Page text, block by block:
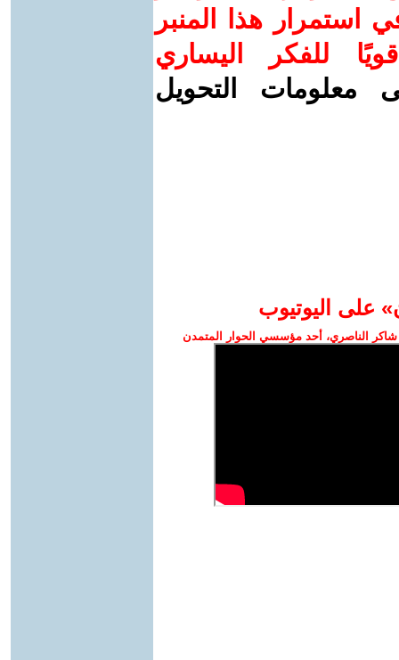
استمرار هذا المنبر
للفكر اليساري
معلومات التحويل
على اليوتيوب
الناصري، أحد مؤسسي الحوار المتمدن